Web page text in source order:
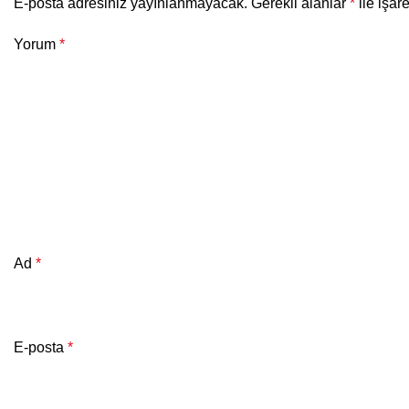
E-posta adresiniz yayınlanmayacak. Gerekli alanlar * ile
Yorum *
Ad *
E-posta *